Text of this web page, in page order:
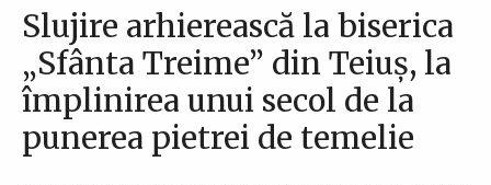
Slujire arhierească la biserica
„Sfânta Treime” din Teiuș, la
împlinirea unui secol de la
punerea pietrei de temelie